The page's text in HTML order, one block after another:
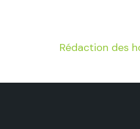
Rédaction des